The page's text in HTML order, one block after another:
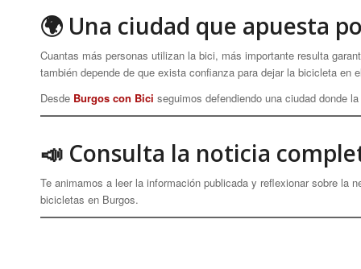
🌍 Una ciudad que apuesta
Cuantas más personas utilizan la bici, más importante resulta
también depende de que exista confianza para dejar la bicicleta en
Desde Burgos con Bici seguimos defendiendo una ciudad donde
📣 Consulta la noticia
Te animamos a leer la información publicada y reflexionar sobre la
bicicletas en Burgos.